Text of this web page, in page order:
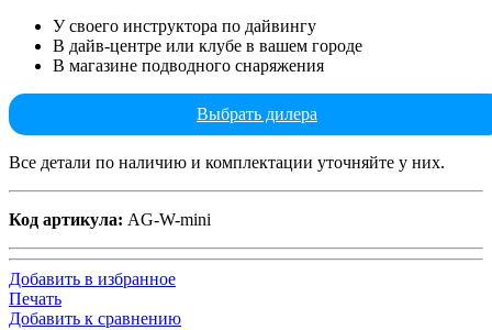
У своего инструктора по дайвингу
В дайв-центре или клубе в вашем городе
В магазине подводного снаряжения
Выбрать дилера
Все детали по наличию и комплектации уточняйте у них.
Код артикула: AG-W-mini
Добавить в избранное
Печать
Добавить к сравнению